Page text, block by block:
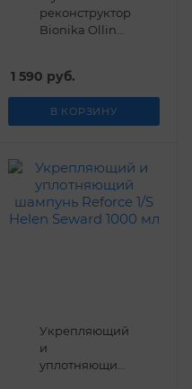
реконструктор
Bionika Ollin
1 590 руб.
В КОРЗИНУ
Укрепляющий
и
уплотняющий